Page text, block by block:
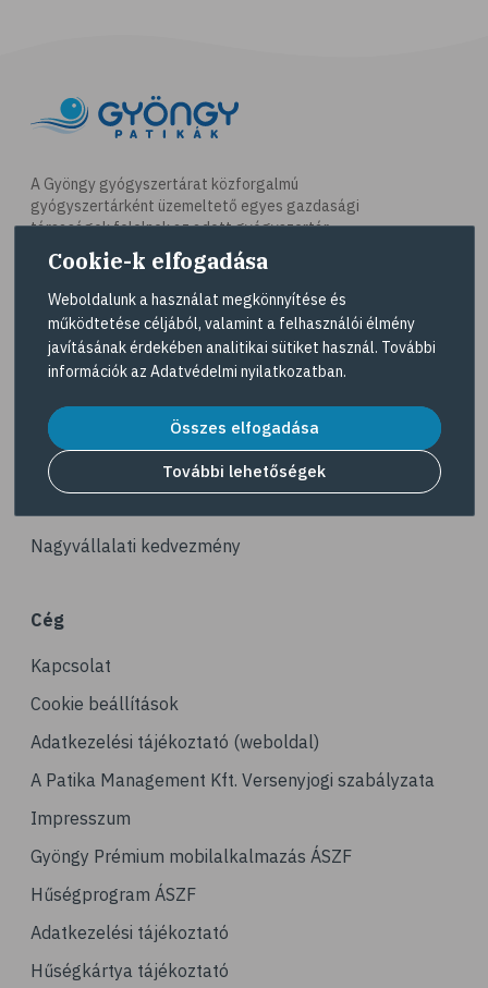
# célkitűzés
# étkezési napló
# hal
# egészséges táplálkozás
# omega-3
# A-vitamin
# ásványi anyagok
# ízületi fájdalom
# ízületek
# csontok
# porckopás
# csonttörés
# mozgásszervi problémák
# köszvény
# ínhüvelygyulladás
# tél
# vérnyomásmérés
# kardiológia
# kardiovaszkuláris betegségek
A Gyöngy gyógyszertárat közforgalmú
gyógyszertárként üzemeltető egyes gazdasági
társaságok felelnek az adott gyógyszertár
működésért. A Gyöngy gyógyszertárak listáját és
elérhetőségeit a Gyógyszertár kereső
tekintheti meg.
Navigáció
Dermokozmetikumok
Gyöngy Patika Magazin
Nagyvállalati kedvezmény
Cég
Kapcsolat
Cookie beállítások
Adatkezelési tájékoztató (weboldal)
A Patika Management Kft. Versenyjogi szabályzata
Impresszum
Gyöngy Prémium mobilalkalmazás ÁSZF
Hűségprogram ÁSZF
Adatkezelési tájékoztató
Hűségkártya tájékoztató
Cookie-k elfogadása
Weboldalunk a használat megkönnyítése és
működtetése céljából, valamint a felhasználói élmény
javításának érdekében analitikai sütiket használ. További
információk az Adatvédelmi nyilatkozatban.
Összes elfogadása
További lehetőségek